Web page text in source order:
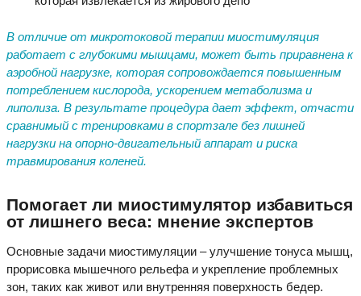
В отличие от микротоковой терапии миостимуляция
работает с глубокими мышцами, может быть приравнена к
аэробной нагрузке, которая сопровождается повышенным
потреблением кислорода, ускорением метаболизма и
липолиза. В результате процедура дает эффект, отчасти
сравнимый с тренировками в спортзале без лишней
нагрузки на опорно-двигательный аппарат и риска
травмирования коленей.
Помогает ли миостимулятор избавиться
от лишнего веса: мнение экспертов
Основные задачи миостимуляции – улучшение тонуса мышц,
прорисовка мышечного рельефа и укрепление проблемных
зон, таких как живот или внутренняя поверхность бедер.